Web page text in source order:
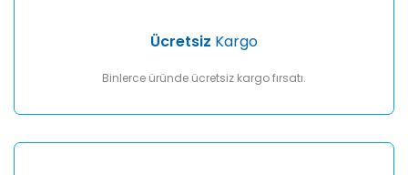
Ücretsiz Kargo
Binlerce üründe ücretsiz kargo fırsatı.